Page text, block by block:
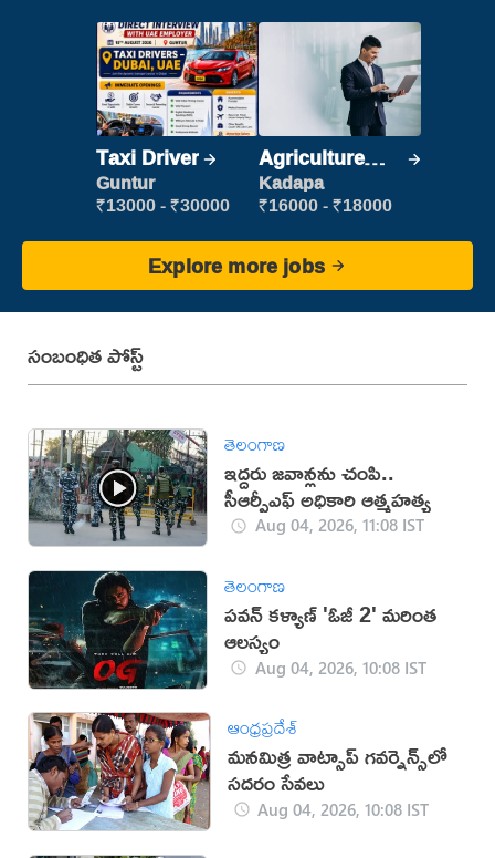
Taxi Driver
Guntur
₹13000 - ₹30000
Agriculture
Labour
Kadapa
₹16000 - ₹18000
Explore more jobs
సంబంధిత పోస్ట్
తెలంగాణ
ఇద్దరు జవాన్లను చంపి..
సీఆర్పీఎఫ్ అధికారి ఆత్మహత్య
Aug 04, 2026, 11:08 IST
తెలంగాణ
పవన్ కళ్యాణ్ 'ఓజీ 2' మరింత
ఆలస్యం
Aug 04, 2026, 10:08 IST
ఆంధ్రప్రదేశ్
మ‌న‌మిత్ర వాట్సాప్ గ‌వ‌ర్నెన్స్‌లో
స‌ద‌రం సేవ‌లు
Aug 04, 2026, 10:08 IST